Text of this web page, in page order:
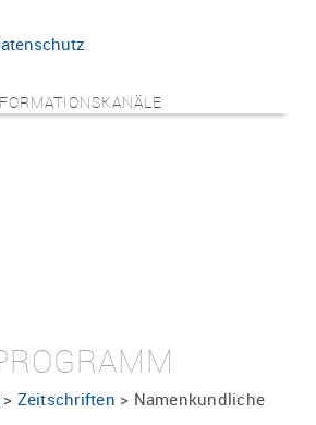
Zeitschriften > Namenkundliche